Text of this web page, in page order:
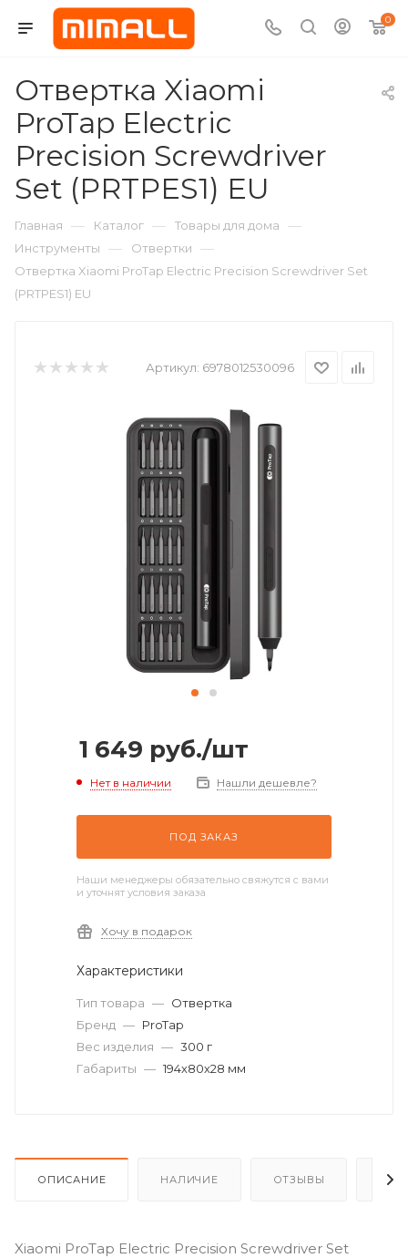
0
Отвертка Xiaomi
ProTap Electric
Precision Screwdriver
Set (PRTPES1) EU
Главная — Каталог — Товары для дома —
Инструменты — Отвертки —
Отвертка Xiaomi ProTap Electric Precision Screwdriver Set
(PRTPES1) EU
Артикул: 6978012530096
1 649 руб./шт
Нет в наличии Нашли дешевле?
ПОД ЗАКАЗ
Наши менеджеры обязательно свяжутся с вами
и уточнят условия заказа
Хочу в подарок
Характеристики
Тип товара — Отвертка
Бренд — ProTap
Вес изделия — 300 г
Габариты — 194х80х28 мм
ОПИСАНИЕ НАЛИЧИЕ ОТЗЫВЫ
Xiaomi ProTap Electric Precision Screwdriver Set